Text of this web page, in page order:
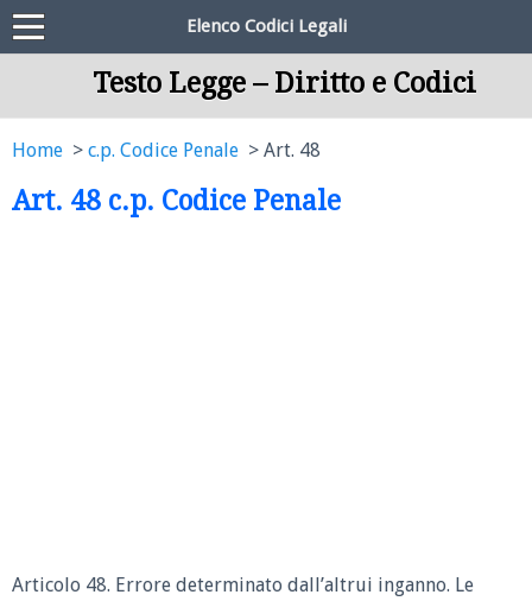
Elenco Codici Legali
Testo Legge – Diritto e Codici
Home c.p. Codice Penale Art. 48
Art. 48 c.p. Codice Penale
Articolo 48. Errore determinato dall’altrui inganno. Le